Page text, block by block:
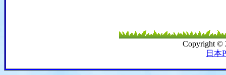
Copyright ©
日本